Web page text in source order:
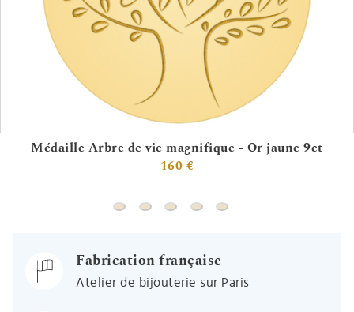
Médaille Arbre de vie magnifique - Or jaune 9ct
160 €
Fabrication française
Atelier de bijouterie sur Paris